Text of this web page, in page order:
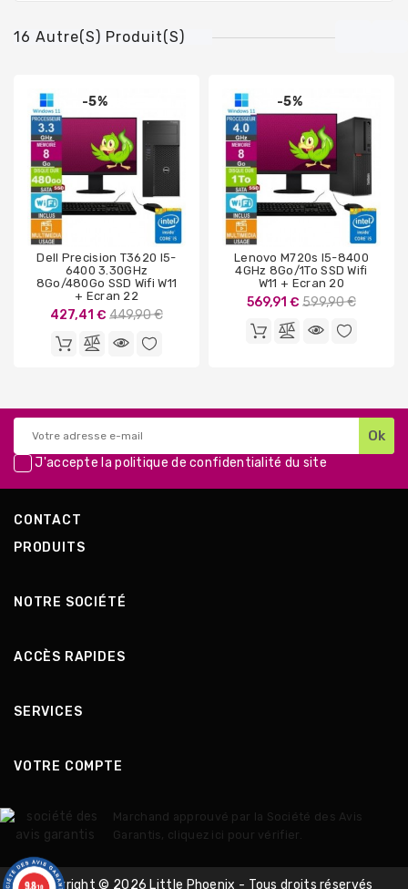
16 Autre(s) Produit(s)
-5%
Dell Precision T3620 I5-
6400 3.30GHz
8Go/480Go SSD Wifi W11
+ Ecran 22
427,41 € Prix
base
449,90 €
-5%
Lenovo M720s I5-8400
4GHz 8Go/1To SSD Wifi
W11 + Ecran 20
569,91 € Prix
base
599,90 €
J'accepte lapolitique de confidentialité du site
CONTACT
PRODUITS
NOTRE SOCIÉTÉ
ACCÈS RAPIDES
SERVICES
VOTRE COMPTE
Marchand approuvé par la Société des Avis
Garantis, cliquez ici pour vérifier.
Copyright © 2026 Little Phoenix - Tous droits réservés
9.8/10